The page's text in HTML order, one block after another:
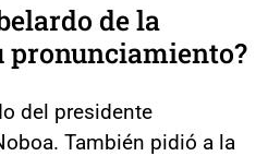
de la
pronunciamiento?
del presidente
También pidió a la